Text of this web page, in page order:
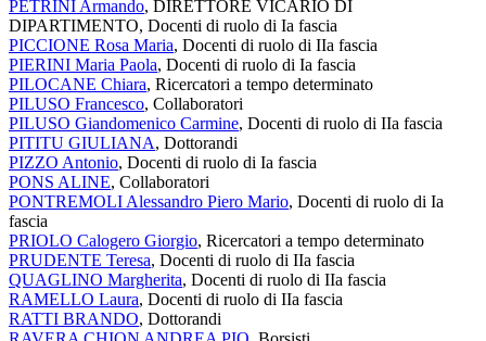
PETRINI Armando, DIRETTORE VICARIO DI
DIPARTIMENTO, Docenti di ruolo di Ia fascia
PICCIONE Rosa Maria, Docenti di ruolo di IIa fascia
PIERINI Maria Paola, Docenti di ruolo di Ia fascia
PILOCANE Chiara, Ricercatori a tempo determinato
PILUSO Francesco, Collaboratori
PILUSO Giandomenico Carmine, Docenti di ruolo di IIa fascia
PITITU GIULIANA, Dottorandi
PIZZO Antonio, Docenti di ruolo di Ia fascia
PONS ALINE, Collaboratori
PONTREMOLI Alessandro Piero Mario, Docenti di ruolo di Ia
fascia
PRIOLO Calogero Giorgio, Ricercatori a tempo determinato
PRUDENTE Teresa, Docenti di ruolo di IIa fascia
QUAGLINO Margherita, Docenti di ruolo di IIa fascia
RAMELLO Laura, Docenti di ruolo di IIa fascia
RATTI BRANDO, Dottorandi